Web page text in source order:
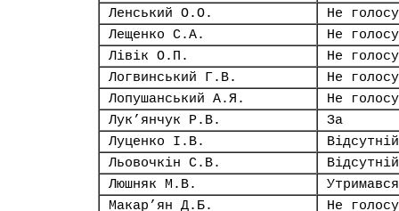
Ленський О.О.
Не
Лещенко С.А.
Не
Лівік О.П.
Не
Логвинський Г.В.
Не
Лопушанський А.Я.
Не
Лук’янчук Р.В.
За
Луценко І.В.
Відсутній
Льовочкін С.В.
Відсутній
Люшняк М.В.
Утримався
Макар’ян Д.Б.
Не